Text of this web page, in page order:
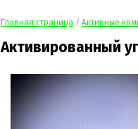
Главная страница / Активные
Активированный